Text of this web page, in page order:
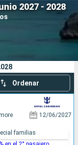
2027 - 2028
Ordenar
12/06/2027
familias